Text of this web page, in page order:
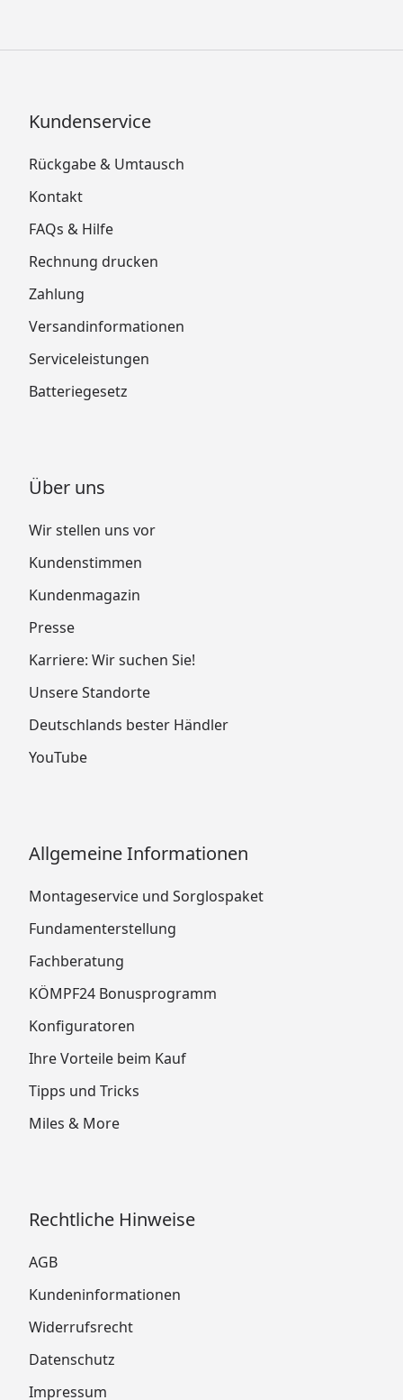
Kundenservice
Rückgabe & Umtausch
Kontakt
FAQs & Hilfe
Rechnung drucken
Zahlung
Versandinformationen
Serviceleistungen
Batteriegesetz
Über uns
Wir stellen uns vor
Kundenstimmen
Kundenmagazin
Presse
Karriere: Wir suchen Sie!
Unsere Standorte
Deutschlands bester Händler
YouTube
Allgemeine Informationen
Montageservice und Sorglospaket
Fundamenterstellung
Fachberatung
KÖMPF24 Bonusprogramm
Konfiguratoren
Ihre Vorteile beim Kauf
Tipps und Tricks
Miles & More
Rechtliche Hinweise
AGB
Kundeninformationen
Widerrufsrecht
Datenschutz
Impressum